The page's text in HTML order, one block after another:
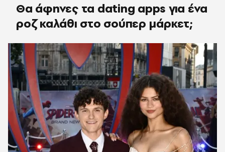
Θα άφηνες τα dating apps για ένα
ροζ καλάθι στο σούπερ μάρκετ;